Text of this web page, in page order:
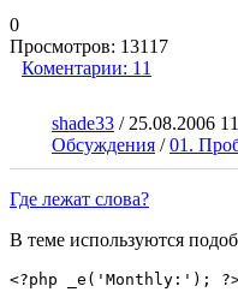
0
Просмотров: 13117
Коментарии: 11
shade33 / 25.08.2006
Обсуждения /01.
Где лежат слова?
В теме используются
<?php _e('Monthly:');